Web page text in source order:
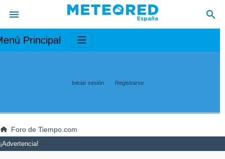
Principal
Iniciar sesión Registrarse
Foro de Tiempo.com
¡Advertencia!